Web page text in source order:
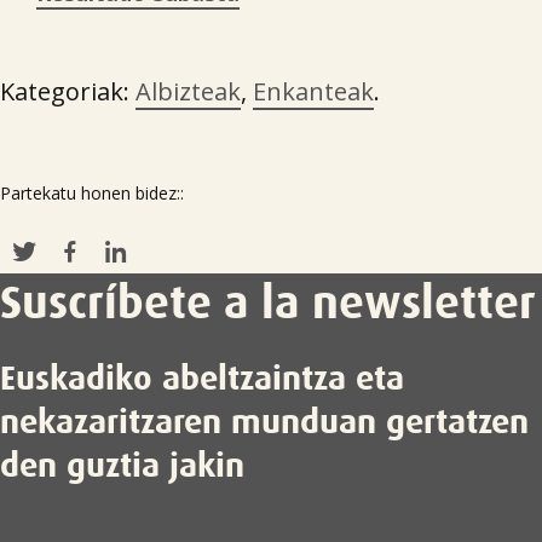

Kategoriak: Albizteak, Enkanteak.
Partekatu honen bidez::
Suscríbete a la newsletter
Euskadiko abeltzaintza eta
nekazaritzaren munduan gertatzen
den guztia jakin